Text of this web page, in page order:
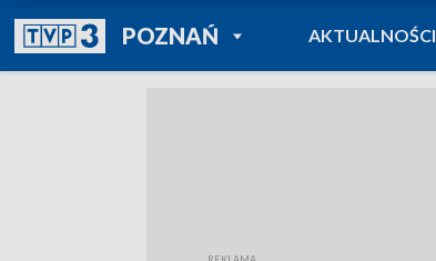
POZNAŃPOWRÓT DO
TVP REGIONY
AKTUALNOŚCI